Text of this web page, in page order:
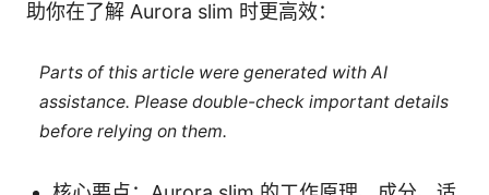
助你在了解 Aurora slim 时更高效：
Parts of this article were generated with AI
assistance. Please double-check important details
before relying on them.